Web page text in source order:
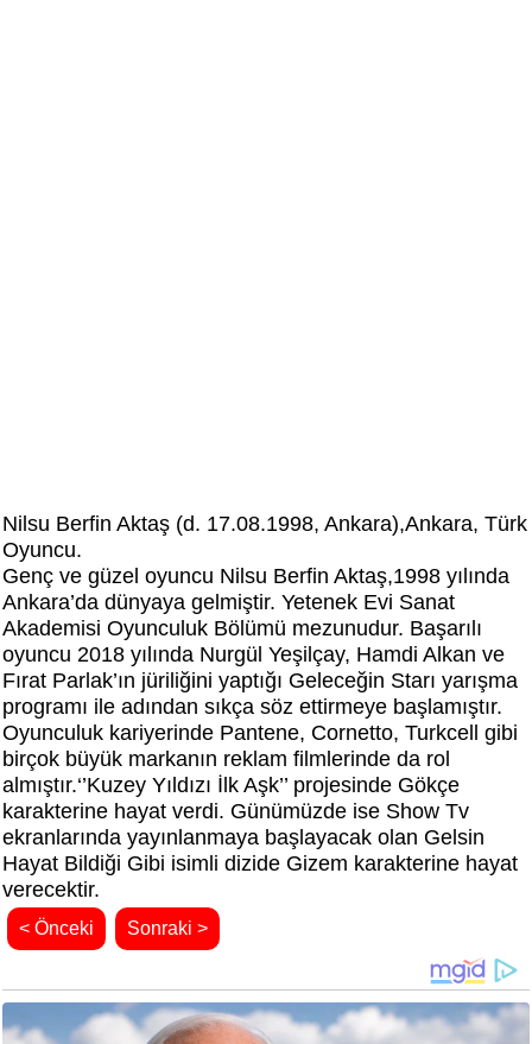
Nilsu Berfin Aktaş (d. 17.08.1998, Ankara),Ankara, Türk
Oyuncu.
Genç ve güzel oyuncu Nilsu Berfin Aktaş,1998 yılında
Ankara’da dünyaya gelmiştir. Yetenek Evi Sanat
Akademisi Oyunculuk Bölümü mezunudur. Başarılı
oyuncu 2018 yılında Nurgül Yeşilçay, Hamdi Alkan ve
Fırat Parlak’ın jüriliğini yaptığı Geleceğin Starı yarışma
programı ile adından sıkça söz ettirmeye başlamıştır.
Oyunculuk kariyerinde Pantene, Cornetto, Turkcell gibi
birçok büyük markanın reklam filmlerinde da rol
almıştır.‘’Kuzey Yıldızı İlk Aşk’’ projesinde Gökçe
karakterine hayat verdi. Günümüzde ise Show Tv
ekranlarında yayınlanmaya başlayacak olan Gelsin
Hayat Bildiği Gibi isimli dizide Gizem karakterine hayat
verecektir.
< Önceki Sonraki >